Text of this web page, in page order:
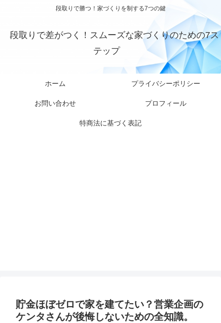
段取りで勝つ！家づくりを制する7つの鍵
段取りで差がつく！スムーズな家づくりのための7ス
テップ
ホーム プライバシーポリシー
お問い合わせ プロフィール
特商法に基づく表記
貯金ほぼゼロで家を建てたい？営業企画の
ケンタさんが後悔しないための全知識。